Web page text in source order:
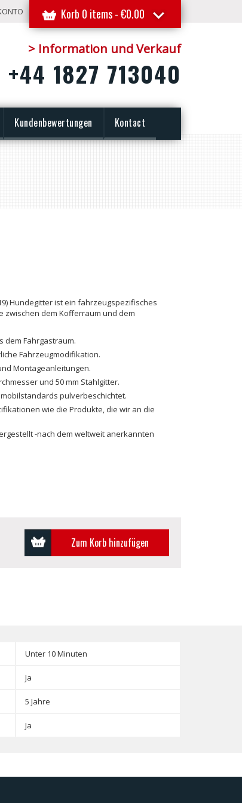
Korb 0 items -€0.00
> Information und Verkauf
+44 1827 713040
Kundenbewertungen Kontact
Hundegitter ist ein fahrzeugspezifisches
zwischen dem Kofferraum und dem
dem Fahrgastraum.
Fahrzeugmodifikation.
Montageanleitungen.
und 50 mm Stahlgitter.
pulverbeschichtet.
wie die Produkte, die wir an die
-nach dem weltweit anerkannten
Zum Korb hinzufügen
Unter 10 Minuten
Ja
5 Jahre
Ja